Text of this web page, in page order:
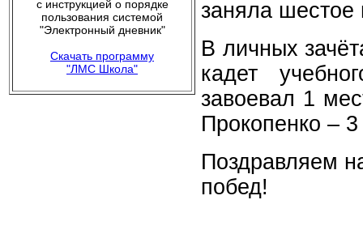
с инструкцией о порядке
пользования системой
"Электронный дневник"
Скачать программу
"ЛМС Школа"
заняла шестое
В личных
кадет
завоевал 1
Прокопенко –
Поздравляем
побед!